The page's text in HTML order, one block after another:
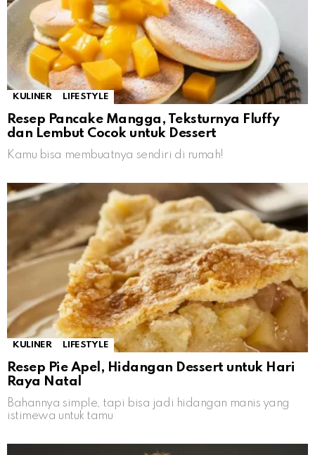
KULINER LIFESTYLE
Resep Pancake Mangga, Teksturnya Fluffy
dan Lembut Cocok untuk Dessert
Kamu bisa membuatnya sendiri di rumah!
KULINER LIFESTYLE
Resep Pie Apel, Hidangan Dessert untuk Hari
Raya Natal
Bahannya simple, tapi bisa jadi hidangan manis yang
istimewa untuk tamu